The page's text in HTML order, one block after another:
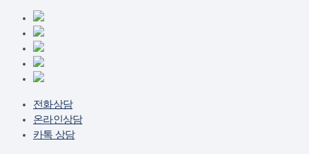
전화상담
온라인상담
카톡 상담